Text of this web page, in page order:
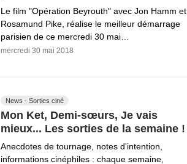
Le film "Opération Beyrouth" avec Jon Hamm et
Rosamund Pike, réalise le meilleur démarrage
parisien de ce mercredi 30 mai…
mercredi 30 mai 2018
News - Sorties ciné
Mon Ket, Demi-sœurs, Je vais
mieux... Les sorties de la semaine !
Anecdotes de tournage, notes d'intention,
informations cinéphiles : chaque semaine,